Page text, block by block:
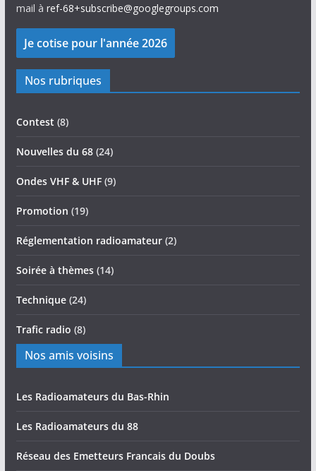
mail à ref-68+subscribe@googlegroups.com
Nos rubriques
Contest (8)
Nouvelles du 68(24)
Ondes VHF & UHF(9)
Promotion (19)
Réglementation radioamateur(2)
Soirée à thèmes(14)
Technique(24)
Trafic radio (8)
Nos amis voisins
Les Radioamateurs du Bas-Rhin
Les Radioamateurs du 88
Réseau des Emetteurs Francais du Doubs